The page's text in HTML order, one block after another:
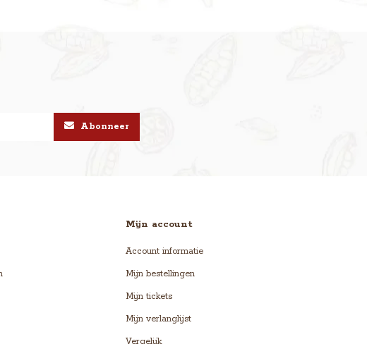
Abonneer
Mijn account
Account informatie
Mijn bestellingen
Mijn tickets
Mijn verlanglijst
Vergelijk